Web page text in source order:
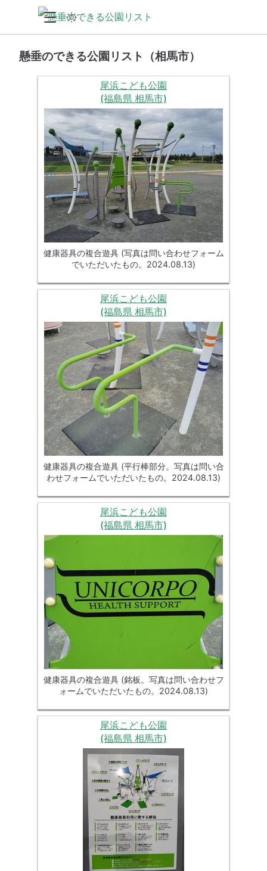
懸垂のできる公園リスト（相馬市）
尾浜こども公園
(福島県 相馬市)
健康器具の複合遊具 (写真は問い合わせフォーム
でいただいたもの。2024.08.13)
尾浜こども公園
(福島県 相馬市)
健康器具の複合遊具 (平行棒部分。写真は問い合
わせフォームでいただいたもの。2024.08.13)
尾浜こども公園
(福島県 相馬市)
健康器具の複合遊具 (銘板。写真は問い合わせフ
ォームでいただいたもの。2024.08.13)
尾浜こども公園
(福島県 相馬市)